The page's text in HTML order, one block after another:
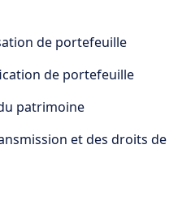
de portefeuille
de portefeuille
patrimoine
et des droits de